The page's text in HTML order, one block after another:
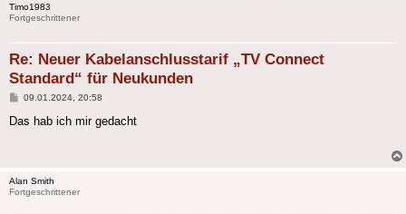
Timo1983
Fortgeschrittener
Re: Neuer Kabelanschlusstarif „TV Connect
Standard“ für Neukunden
Beitrag
09.01.2024, 20:58
Das hab ich mir gedacht
Alan Smith
Fortgeschrittener